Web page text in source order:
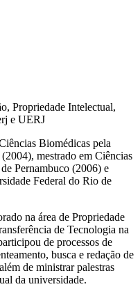
Propriedade Intelectual,
e UERJ
Biomédicas pela
mestrado em Ciências
Pernambuco (2006) e
Federal do Rio de
na área de Propriedade
de Tecnologia na
de processos de
busca e redação de
de ministrar palestras
da universidade.